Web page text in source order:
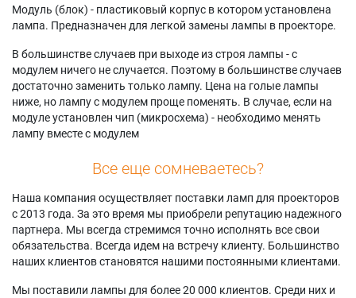
Модуль (блок) - пластиковый корпус в котором установлена
лампа. Предназначен для легкой замены лампы в проекторе.
В большинстве случаев при выходе из строя лампы - с
модулем ничего не случается. Поэтому в большинстве случаев
достаточно заменить только лампу. Цена на голые лампы
ниже, но лампу с модулем проще поменять. В случае, если на
модуле установлен чип (микросхема) - необходимо менять
лампу вместе с модулем
Все еще сомневаетесь?
Наша компания осуществляет поставки ламп для проекторов
с 2013 года. За это время мы приобрели репутацию надежного
партнера. Мы всегда стремимся точно исполнять все свои
обязательства. Всегда идем на встречу клиенту. Большинство
наших клиентов становятся нашими постоянными клиентами.
Мы поставили лампы для более 20 000 клиентов. Среди них и